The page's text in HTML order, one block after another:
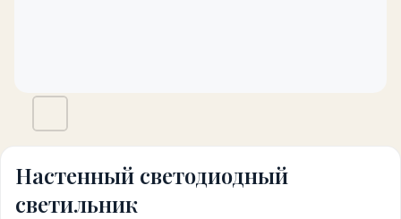
Настенный светодиодный
светильник